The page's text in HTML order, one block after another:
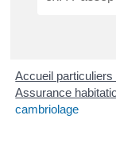
Accueil particuliers
Assurance
cambriolage